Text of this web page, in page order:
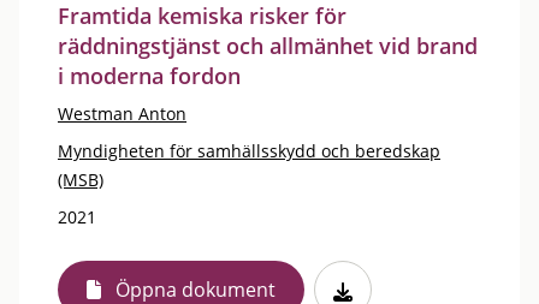
Framtida kemiska risker för
räddningstjänst och allmänhet vid brand
i moderna fordon
Westman Anton
Myndigheten för samhällsskydd och beredskap
(MSB)
2021
Öppna dokument